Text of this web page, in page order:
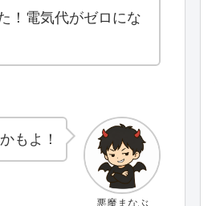
！電気代がゼロにな
悪魔まなぶ
もよ！